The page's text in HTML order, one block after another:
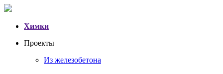
Химки
Проекты
Из железобетона